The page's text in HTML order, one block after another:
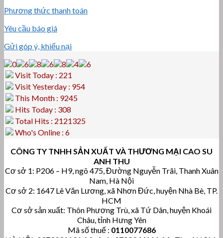
Phương thức thanh toán
Yêu cầu báo giá
Gửi góp ý, khiếu nại
Visit Today : 221
Visit Yesterday : 954
This Month : 9245
Hits Today : 308
Total Hits : 2121325
Who's Online : 6
CÔNG TY TNHH SẢN XUẤT VÀ THƯƠNG MẠI CAO SU
ANH THU
Cơ sở 1: P206 – H9, ngõ 475, Đường Nguyễn Trãi, Thanh Xuân
Nam, Hà Nội
Cơ sở 2: 1647 Lê Văn Lương, xã Nhơn Đức, huyện Nhà Bè, TP.
HCM
Cơ sở sản xuất: Thôn Phương Trù, xã Tứ Dân, huyện Khoái
Châu, tỉnh Hưng Yên
Mã số thuế : 0110077686